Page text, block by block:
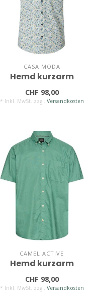
CASA MODA
Hemd kurzarm
CHF 98,00
* Inkl. MwSt. zzgl. Versandkosten
CAMEL ACTIVE
Hemd kurzarm
CHF 98,00
* Inkl. MwSt. zzgl. Versandkosten